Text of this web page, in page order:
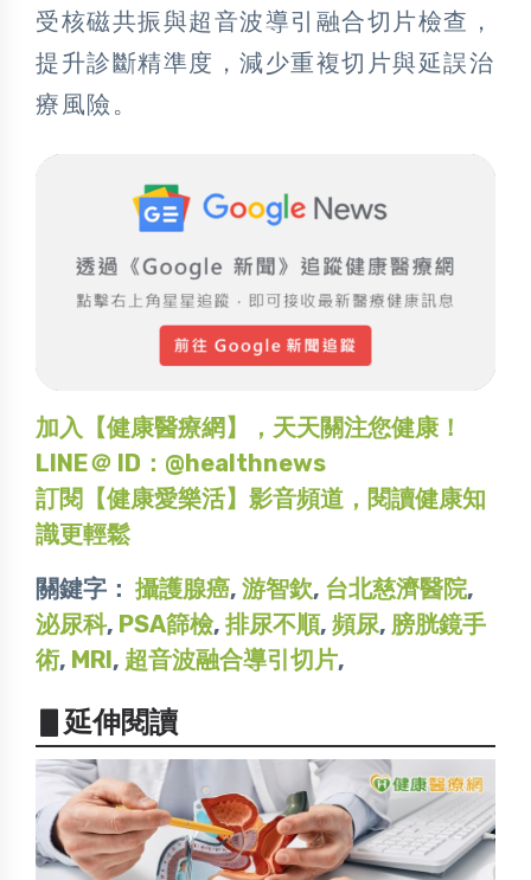
受核磁共振與超音波導引融合切片檢查，
提升診斷精準度，減少重複切片與延誤治
療風險。
加入【健康醫療網】，天天關注您健康！
LINE＠ ID：@healthnews
訂閱【健康愛樂活】影音頻道，閱讀健康知
識更輕鬆
關鍵字： 攝護腺癌, 游智欽, 台北慈濟醫院,
泌尿科, PSA篩檢, 排尿不順, 頻尿, 膀胱鏡手
術, MRI, 超音波融合導引切片,
▋延伸閱讀